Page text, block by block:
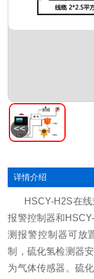
<<
详情介绍
HSCY-H2S在
报警控制器和
测报警控制器可放
制，硫化氢检测器
为气体传感器。硫